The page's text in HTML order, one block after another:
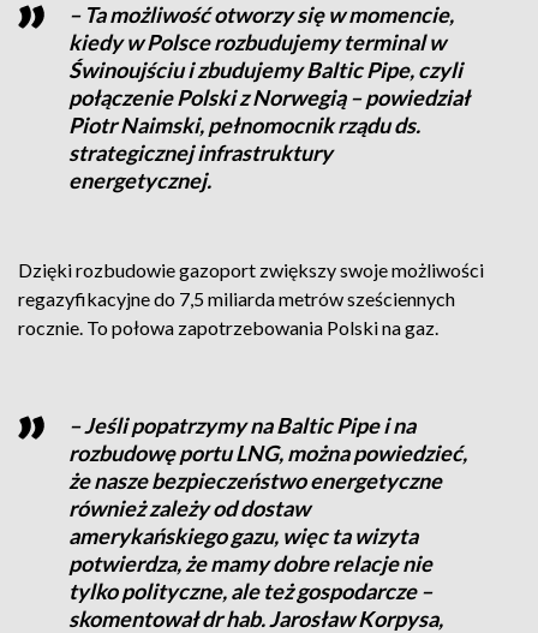
– Ta możliwość otworzy się w momencie,
kiedy w Polsce rozbudujemy terminal w
Świnoujściu i zbudujemy Baltic Pipe, czyli
połączenie Polski z Norwegią – powiedział
Piotr Naimski, pełnomocnik rządu ds.
strategicznej infrastruktury
energetycznej.
Dzięki rozbudowie gazoport zwiększy swoje możliwości
regazyfikacyjne do 7,5 miliarda metrów sześciennych
rocznie. To połowa zapotrzebowania Polski na gaz.
– Jeśli popatrzymy na Baltic Pipe i na
rozbudowę portu LNG, można powiedzieć,
że nasze bezpieczeństwo energetyczne
również zależy od dostaw
amerykańskiego gazu, więc ta wizyta
potwierdza, że mamy dobre relacje nie
tylko polityczne, ale też gospodarcze –
skomentował dr hab. Jarosław Korpysa,